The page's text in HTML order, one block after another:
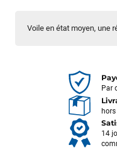
Voile en état moyen, une
Par
14